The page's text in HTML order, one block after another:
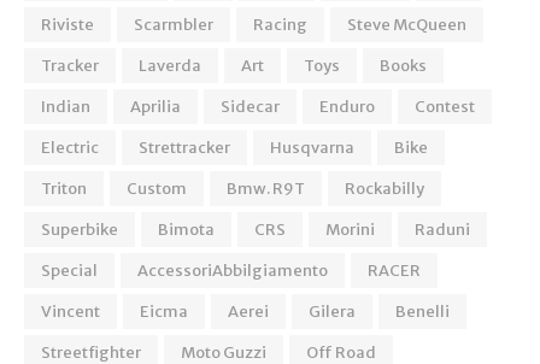
Riviste
Scarmbler Racing
Steve McQueen
Tracker
Laverda Art Toys
Books
Indian
Aprilia Sidecar Enduro
Contest
Electric
Strettracker Husqvarna
Bike
Triton
Custom Bmw. R9T
Rockabilly
Superbike
Bimota CRS Morini
Raduni
Special
AccessoriAbbilgiamento
RACER
Vincent
Eicma Aerei Gilera
Benelli
Streetfighter
Moto Guzzi
Off Road